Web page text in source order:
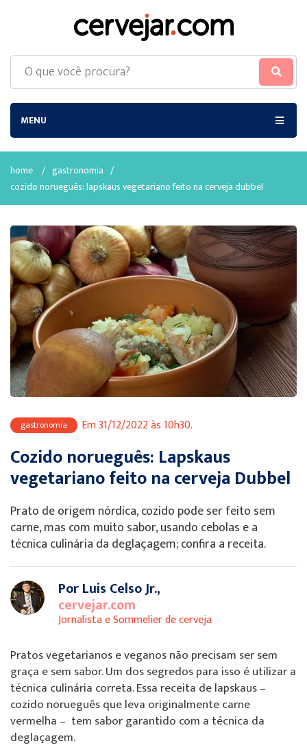
MENU
home / gastronomia /
cozido norueguês: lapskaus vegetariano feito na cerveja dubbel
gastronomia Em 31/12/2022 às 10h30.
Cozido norueguês: Lapskaus
vegetariano feito na cerveja Dubbel
Prato de origem nórdica, cozido pode ser feito sem
carne, mas com muito sabor, usando cebolas e a
técnica culinária da deglaçagem; confira a receita.
Por Luis Celso Jr.,
cervejar.com
Jornalista e Sommelier de cerveja
Pratos vegetarianos e veganos não precisam ser sem
graça e sem sabor. Um dos segredos para isso é utilizar a
técnica culinária correta. Essa receita de lapskaus –
cozido norueguês que leva originalmente carne
vermelha – tem sabor garantido com a técnica da
deglaçagem.